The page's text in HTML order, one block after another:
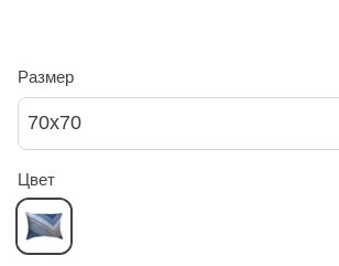
Размер
70х70
Цвет